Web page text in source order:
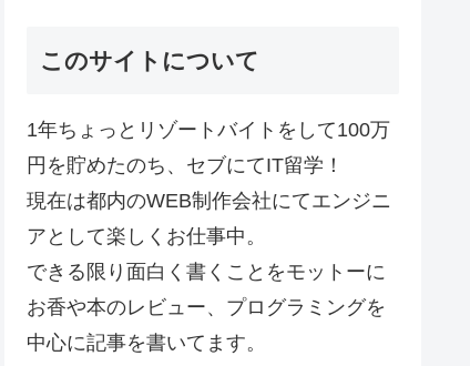
このサイトについて
1年ちょっとリゾートバイトをして100万
円を貯めたのち、セブにてIT留学！
現在は都内のWEB制作会社にてエンジニ
アとして楽しくお仕事中。
できる限り面白く書くことをモットーに
お香や本のレビュー、プログラミングを
中心に記事を書いてます。